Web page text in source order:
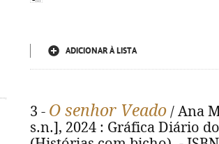
ADICIONAR À LISTA
3 - O senhor Veado / Ana
s.n.], 2024 : Gráfica Diário